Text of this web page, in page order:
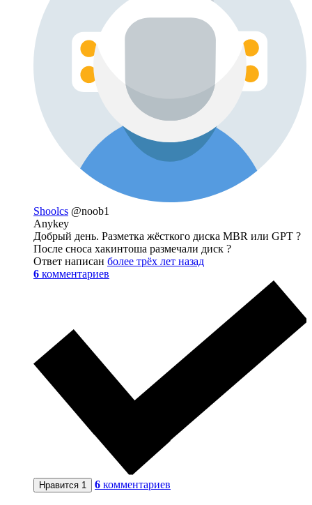
Shoolcs @noob1
Anykey
Добрый день. Разметка жёсткого диска MBR или GPT ?
После сноса хакинтоша размечали диск ?
Ответ написан более трёх лет назад
6 комментариев
Нравится 1 6 комментариев